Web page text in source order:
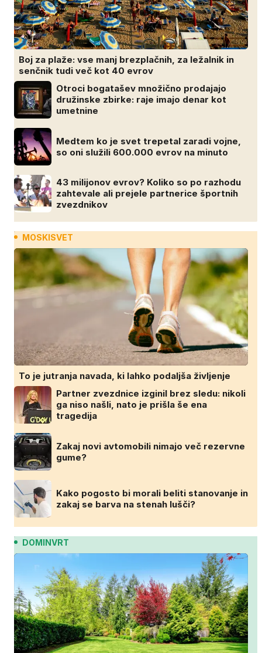
Boj za plaže: vse manj brezplačnih, za ležalnik in
senčnik tudi več kot 40 evrov
Otroci bogatašev množično prodajajo
družinske zbirke: raje imajo denar kot
umetnine
Medtem ko je svet trepetal zaradi vojne,
so oni služili 600.000 evrov na minuto
43 milijonov evrov? Koliko so po razhodu
zahtevale ali prejele partnerice športnih
zvezdnikov
MOSKISVET
To je jutranja navada, ki lahko podaljša življenje
Partner zvezdnice izginil brez sledu: nikoli
ga niso našli, nato je prišla še ena
tragedija
Zakaj novi avtomobili nimajo več rezervne
gume?
Kako pogosto bi morali beliti stanovanje in
zakaj se barva na stenah lušči?
DOMINVRT